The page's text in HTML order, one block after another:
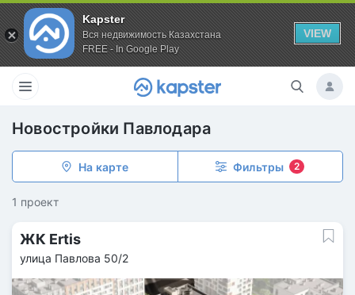
Kapster
Вся недвижимость Казахстана
FREE - In Google Play
VIEW
Новостройки Павлодара
На карте Фильтры 2
1 проект
ЖК Ertis
улица Павлова 50/2